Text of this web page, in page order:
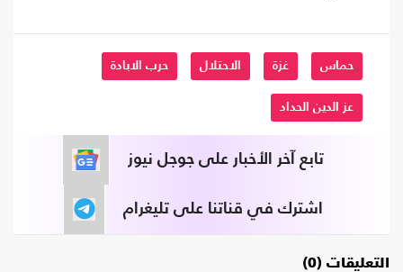
حماس غزة الاحتلال حرب الابادة
عز الدين الحداد
تابع آخر الأخبار على جوجل نيوز
اشترك في قناتنا على تليغرام
التعليقات (0)